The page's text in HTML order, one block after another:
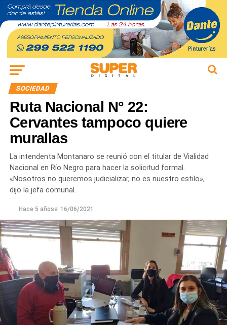
SOCIEDAD
Ruta Nacional N° 22:
Cervantes tampoco quiere
murallas
La intendenta Montanaro se reunió con el titular de Vialidad
Nacional en Río Negro para hacer la solicitud formal.
«Nosotros no queremos judicializar, no es nuestro estilo»,
dijo la jefa comunal.
Hace 5 añosel 16/06/2021